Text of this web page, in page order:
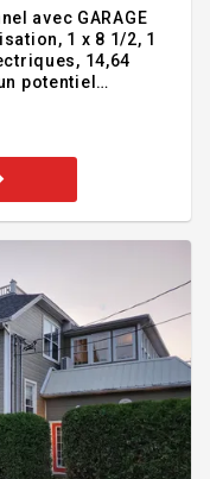
avec GARAGE
1 x 8 1/2, 1
14,64
potentiel
les essentiels
Paquet,
complexe